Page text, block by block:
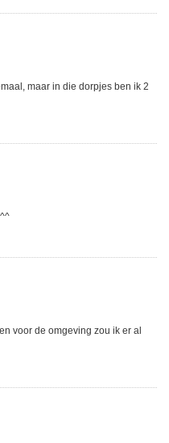
maar in die dorpjes ben ik 2
voor de omgeving zou ik er al